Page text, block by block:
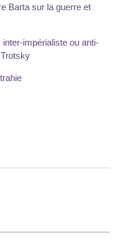
Barta sur la guerre et
impérialiste ou anti-